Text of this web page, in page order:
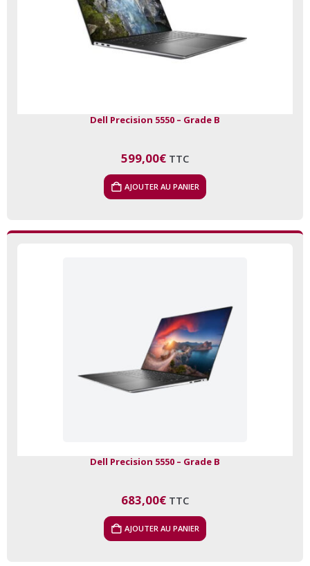
Dell Precision 5550 – Grade B
599,00€ TTC
AJOUTER AU PANIER
Dell Precision 5550 – Grade B
683,00€ TTC
AJOUTER AU PANIER